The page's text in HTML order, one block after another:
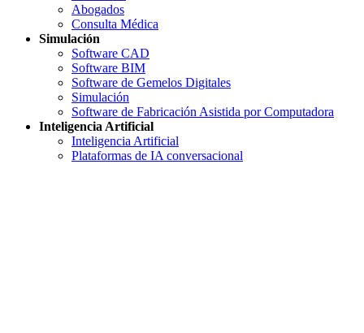
Abogados
Consulta Médica
Simulación
Software CAD
Software BIM
Software de Gemelos Digitales
Simulación
Software de Fabricación Asistida por Computadora
Inteligencia Artificial
Inteligencia Artificial
Plataformas de IA conversacional